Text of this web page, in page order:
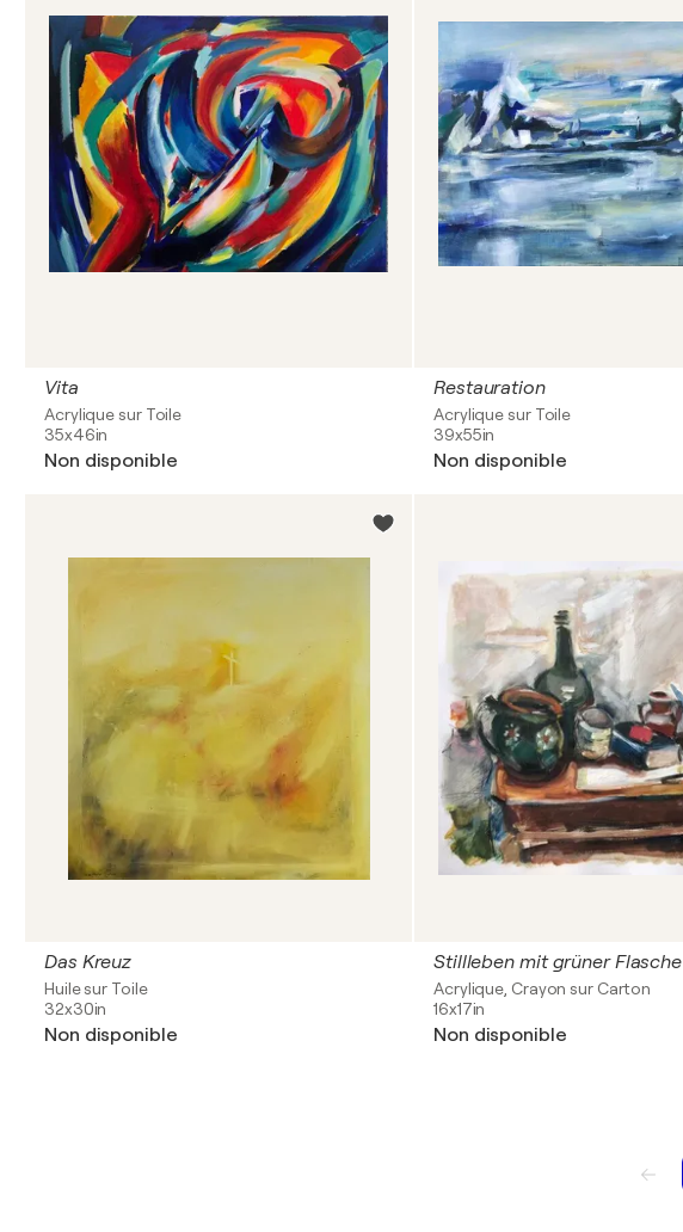
Vita
Acrylique sur Toile
35x46in
Non disponible
Restauration
Acrylique sur Toile
39x55in
Non disponible
Das Kreuz
Huile sur Toile
32x30in
Non disponible
Stillleben mit grüner Flasche
Acrylique, Crayon sur Carton
16x17in
Non disponible